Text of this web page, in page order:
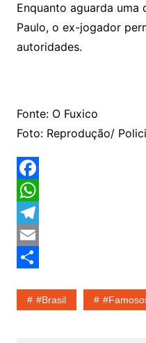
Enquanto aguarda uma
Paulo, o ex-jogador
autoridades.
Fonte: O Fuxico
Foto: Reprodução/
F
a
c
e
W
h
a
T
eE
#Brasil